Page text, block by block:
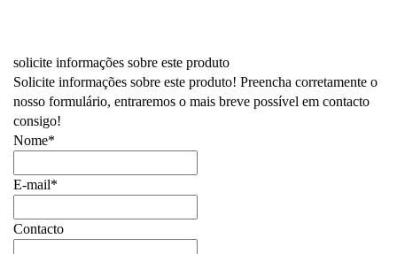
solicite informações sobre este produto
Solicite informações sobre este produto! Preencha corretamente o
nosso formulário, entraremos o mais breve possível em contacto
consigo!
Nome*
E-mail*
Contacto